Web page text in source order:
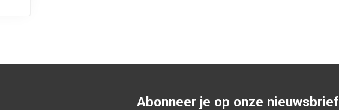
Abonneer je op onze nieuwsbrief